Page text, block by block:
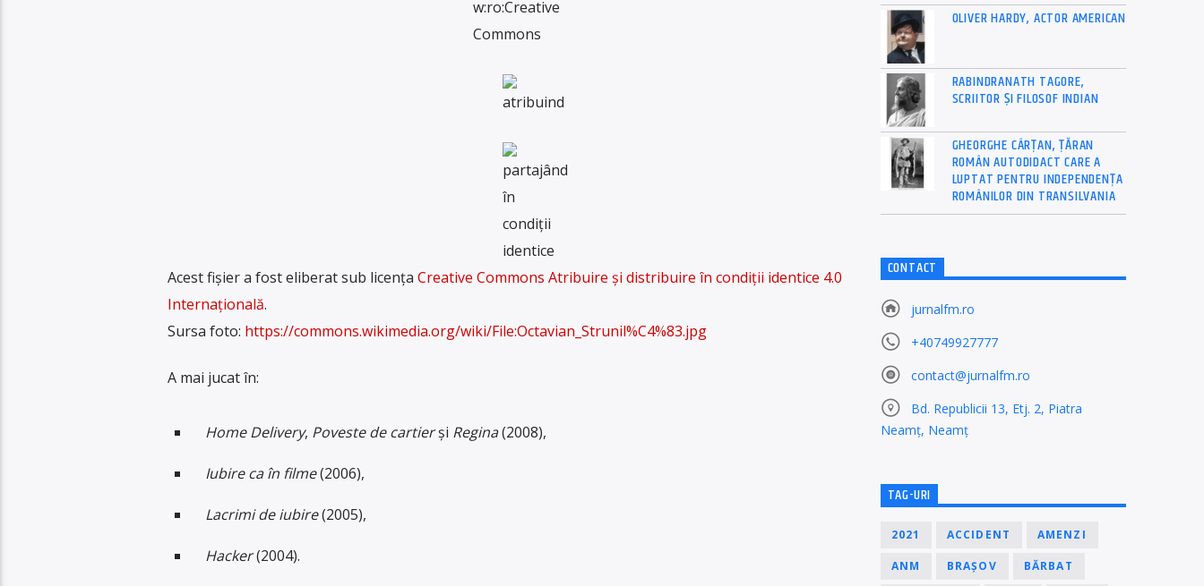
Acest fișier a fost eliberat sub licența Creative Commons Atribuire și distribuire în condiții identice 4.0
Internațională.
Sursa foto: https://commons.wikimedia.org/wiki/File:Octavian_Strunil%C4%83.jpg
A mai jucat în:
Home Delivery, Poveste de cartierși Regina(2008),
Iubire ca în filme(2006),
Lacrimi de iubire(2005),
Hacker(2004).
OLIVER HARDY, ACTOR AMERICAN
RABINDRANATH TAGORE,
SCRIITOR ȘI FILOSOF INDIAN
GHEORGHE CÂRȚAN, ŢĂRAN
ROMÂN AUTODIDACT CARE A
LUPTAT PENTRU INDEPENDENȚA
ROMÂNILOR DIN TRANSILVANIA
CONTACT
jurnalfm.ro
+40749927777
contact@jurnalfm.ro
Bd. Republicii 13, Etj. 2, Piatra
Neamț, Neamț
TAG-URI
2021 ACCIDENT AMENZI
ANM BRAȘOV BĂRBAT